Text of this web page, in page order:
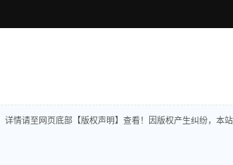
情请至网页底部【版权声明】查看！因版权产生纠纷，本站